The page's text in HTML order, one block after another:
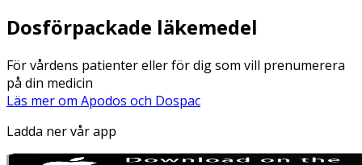
Dosförpackade läkemedel
För vårdens patienter eller för dig som vill prenumerera
på din medicin
Läs mer om Apodos och Dospac
Ladda ner vår app